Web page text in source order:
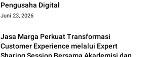
Pengusaha Digital
Juni 23, 2026
Jasa Marga Perkuat Transformasi
Customer Experience melalui Expert